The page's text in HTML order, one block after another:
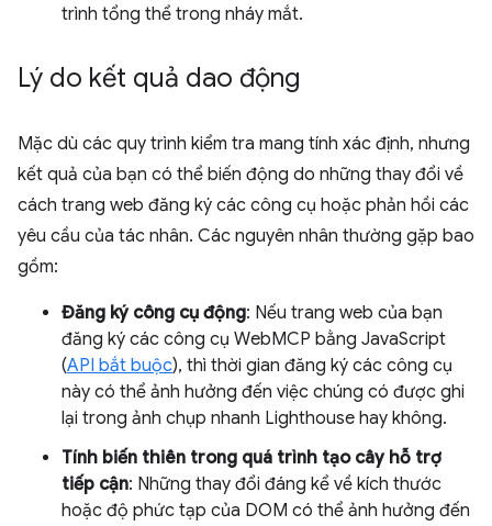
trình tổng thể trong nháy mắt.
Lý do kết quả dao động
Mặc dù các quy trình kiểm tra mang tính xác định, nhưng
kết quả của bạn có thể biến động do những thay đổi về
cách trang web đăng ký các công cụ hoặc phản hồi các
yêu cầu của tác nhân. Các nguyên nhân thường gặp bao
gồm:
Đăng ký công cụ động: Nếu trang web của bạn
đăng ký các công cụ WebMCP bằng JavaScript
(API bắt buộc), thì thời gian đăng ký các công cụ
này có thể ảnh hưởng đến việc chúng có được ghi
lại trong ảnh chụp nhanh Lighthouse hay không.
Tính biến thiên trong quá trình tạo cây hỗ trợ
tiếp cận: Những thay đổi đáng kể về kích thước
hoặc độ phức tạp của DOM có thể ảnh hưởng đến